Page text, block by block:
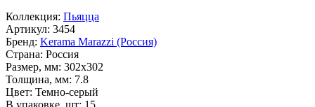
Коллекция: Пьяцца
Артикул: 3454
Бренд: Kerama Marazzi (Россия)
Страна: Россия
Размер, мм: 302x302
Толщина, мм: 7.8
Цвет: Темно-серый